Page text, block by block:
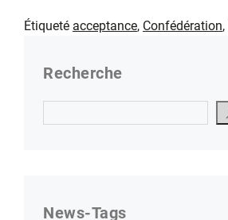
Étiqueté acceptance, Confédération,
Recherche
News-Tags